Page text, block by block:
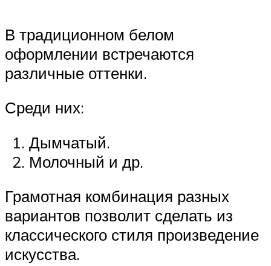
В традиционном белом
оформлении встречаются
различные оттенки.
Среди них:
Дымчатый.
Молочный и др.
Грамотная комбинация разных
вариантов позволит сделать из
классического стиля произведение
искусства.